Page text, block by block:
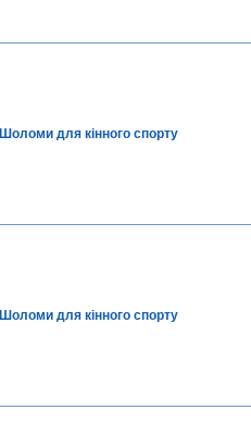
Шоломи для кінного спорту
Шоломи для кінного спорту